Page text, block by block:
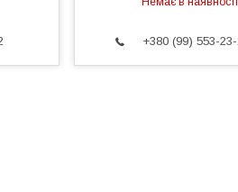
+380 (99) 553-